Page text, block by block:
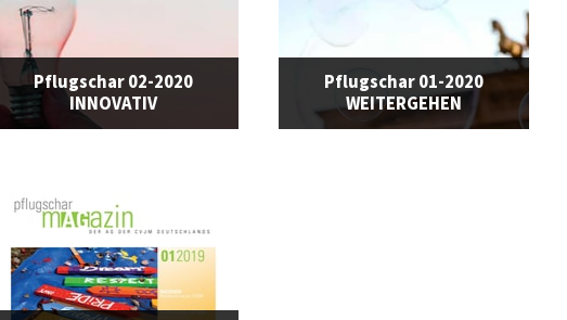
Pflugschar 02-2020
INNOVATIV
Pflugschar 01-2020
WEITERGEHEN